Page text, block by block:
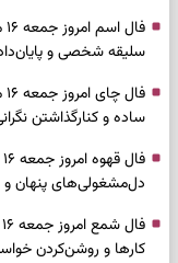
سلیقه شخصی و
ساده و کنارگذاشتن
دل‌مشغولی‌های پنهان و
کارها و روشن‌کردن